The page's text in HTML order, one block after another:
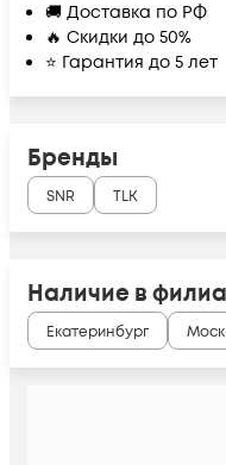
🚚 Доставка по РФ
🔥 Скидки до 50%
⭐ Гарантия до 5 лет
Бренды
SNR TLK
Наличие в
Екатеринбург